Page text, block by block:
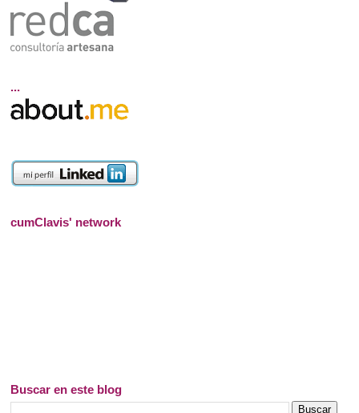
...
cumClavis' network
Buscar en este blog